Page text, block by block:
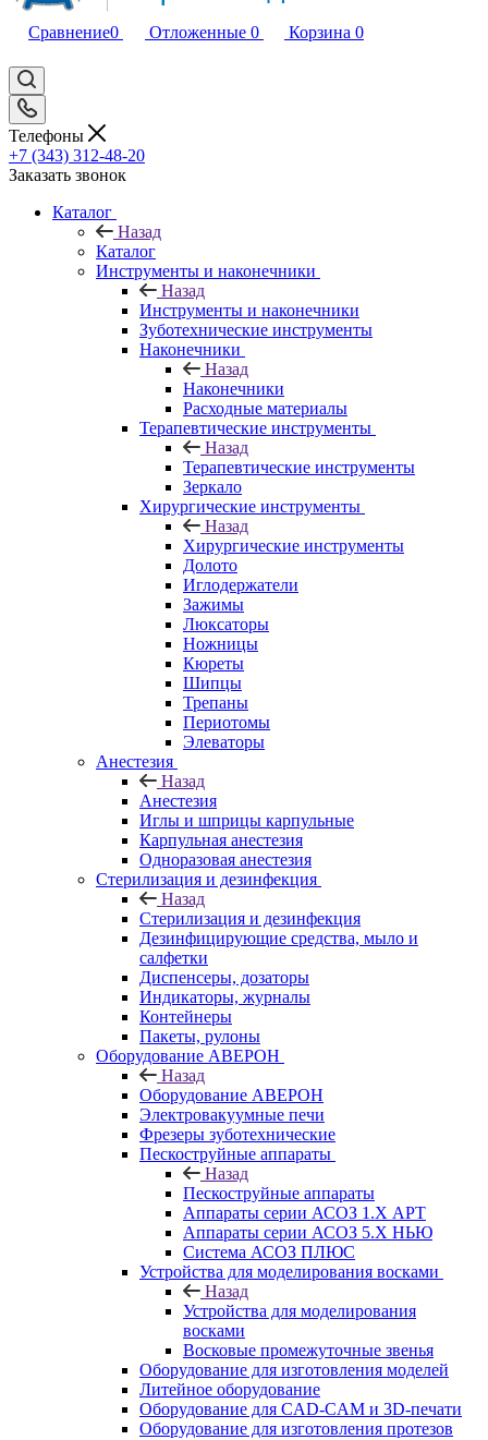
Сравнение0 Отложенные 0 Корзина 0
Телефоны
+7 (343) 312-48-20
Заказать звонок
Каталог
Назад
Каталог
Инструменты и наконечники
Назад
Инструменты и наконечники
Зуботехнические инструменты
Наконечники
Назад
Наконечники
Расходные материалы
Терапевтические инструменты
Назад
Терапевтические инструменты
Зеркало
Хирургические инструменты
Назад
Хирургические инструменты
Долото
Иглодержатели
Зажимы
Люксаторы
Ножницы
Кюреты
Шипцы
Трепаны
Периотомы
Элеваторы
Анестезия
Назад
Анестезия
Иглы и шприцы карпульные
Карпульная анестезия
Одноразовая анестезия
Стерилизация и дезинфекция
Назад
Стерилизация и дезинфекция
Дезинфицирующие средства, мыло и
салфетки
Диспенсеры, дозаторы
Индикаторы, журналы
Контейнеры
Пакеты, рулоны
Оборудование АВЕРОН
Назад
Оборудование АВЕРОН
Электровакуумные печи
Фрезеры зуботехнические
Пескоструйные аппараты
Назад
Пескоструйные аппараты
Аппараты серии АСОЗ 1.Х АРТ
Аппараты серии АСОЗ 5.Х НЬЮ
Система АСОЗ ПЛЮС
Устройства для моделирования восками
Назад
Устройства для моделирования
восками
Восковые промежуточные звенья
Оборудование для изготовления моделей
Литейное оборудование
Оборудование для CAD-CAM и 3D-печати
Оборудование для изготовления протезов